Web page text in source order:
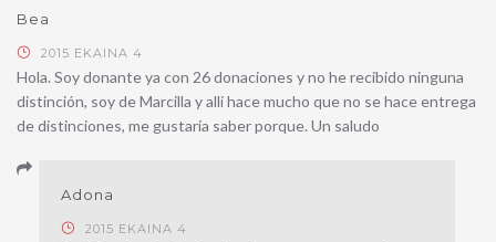
Bea
2015 EKAINA 4
Hola. Soy donante ya con 26 donaciones y no he recibido ninguna
distinción, soy de Marcilla y allí hace mucho que no se hace entrega
de distinciones, me gustaría saber porque. Un saludo
Adona
2015 EKAINA 4